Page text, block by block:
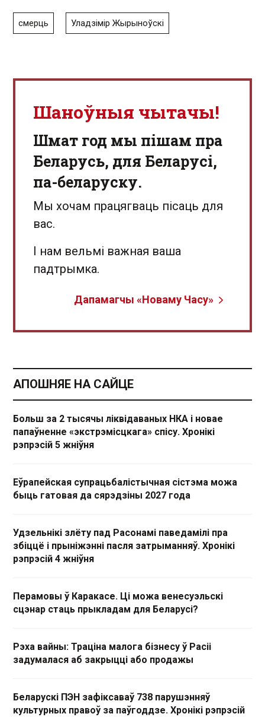
смерць Уладзімір Жырыноўскі
Шаноўныя чытачы!
Шмат год мы пішам пра
Беларусь, для Беларусі,
па-беларуску.
Мы хочам працягваць пісаць для
вас.
І нам вельмі важная ваша
падтрымка.
Дапамагчы «Новаму Часу»
АПОШНЯЕ НА САЙЦЕ
Больш за 2 тысячы ліквідаваных НКА і новае
папаўненне «экстрэмісцкага» спісу. Хронікі
рэпрэсій 5 жніўня
Еўрапейская супрацьбалістычная сістэма можа
быць гатовая да сярэдзіны 2027 года
Удзельнікі злёту пад Расонамі паведамілі пра
збіццё і прыніжэнні пасля затрыманняў. Хронікі
рэпрэсій 4 жніўня
Перамовы ў Каракасе. Ці можа венесуэльскі
сцэнар стаць прыкладам для Беларусі?
Рэха вайны: Траціна малога бізнесу ў Расіі
задумалася аб закрыцці або продажы
Беларускі ПЭН зафіксаваў 738 парушэнняў
культурных правоў за паўгоддзе. Хронікі рэпрэсій